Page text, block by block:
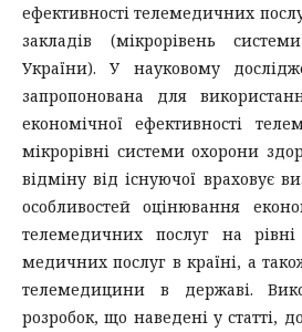
ефективності телемедичних
закладів (мікрорівень
України). У науковому
запропонована для
економічної ефективності
мікрорівні системи охорони
відміну від існуючої враховує
особливостей оцінювання
телемедичних послуг на
медичних послуг в країні, а
телемедицини в державі.
розробок, що наведені у статті,